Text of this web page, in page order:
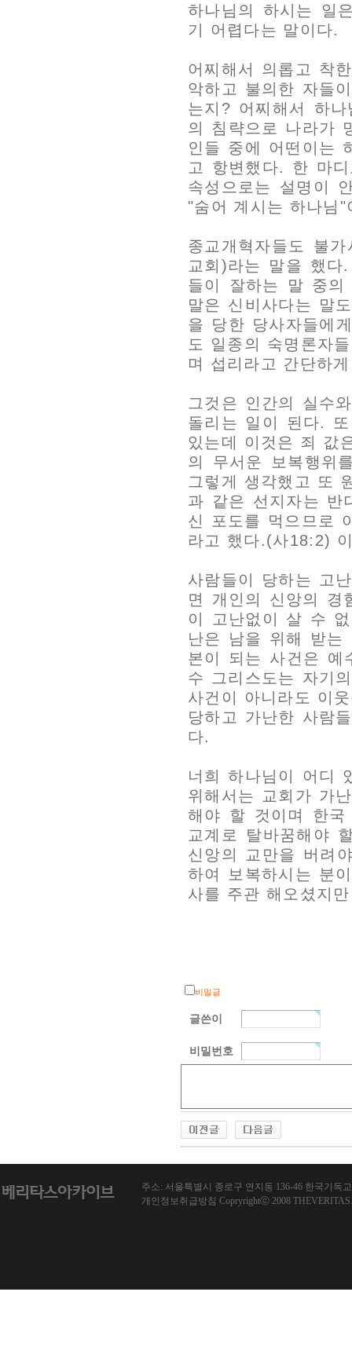
하나님의 하시는 일
기 어렵다는 말이다.
어찌해서 의롭고 착
악하고 불의한 자들
는지? 어찌해서 하
의 침략으로 나라가
인들 중에 어떤이는
고 항변했다. 한 마
속성으로는 설명이
"숨어 계시는 하나님
종교개혁자들도 불
교회)라는 말을 했
들이 잘하는 말 중
말은 신비사다는 말
을 당한 당사자들에
도 일종의 숙명론자
며 섭리라고 간단하
그것은 인간의 실수
돌리는 일이 된다.
있는데 이것은 죄 값
의 무서운 보복행위
그렇게 생각했고 또
과 같은 선지자는 반
신 포도를 먹으므로
라고 했다.(사18:2)
사람들이 당하는 고
면 개인의 신앙의 경
이 고난없이 살 수
난은 남을 위해 받는
본이 되는 사건은 예
수 그리스도는 자기
사건이 아니라도 이
당하고 가난한 사람
다.
너희 하나님이 어디
위해서는 교회가 가
해야 할 것이며 한국
교계로 탈바꿈해야
신앙의 교만을 버려
하여 보복하시는 분
사를 주관 해오셨지
비밀글
글쓴이
비밀번호
주소: 서울특별시 종로구 연지동 136-46 한국기독교
개인정보취급방침 Copryrightⓒ 2008